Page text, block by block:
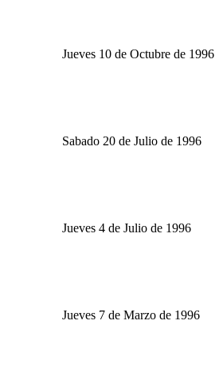
Jueves 10 de Octubre de 1996
Sabado 20 de Julio de 1996
Jueves 4 de Julio de 1996
Jueves 7 de Marzo de 1996